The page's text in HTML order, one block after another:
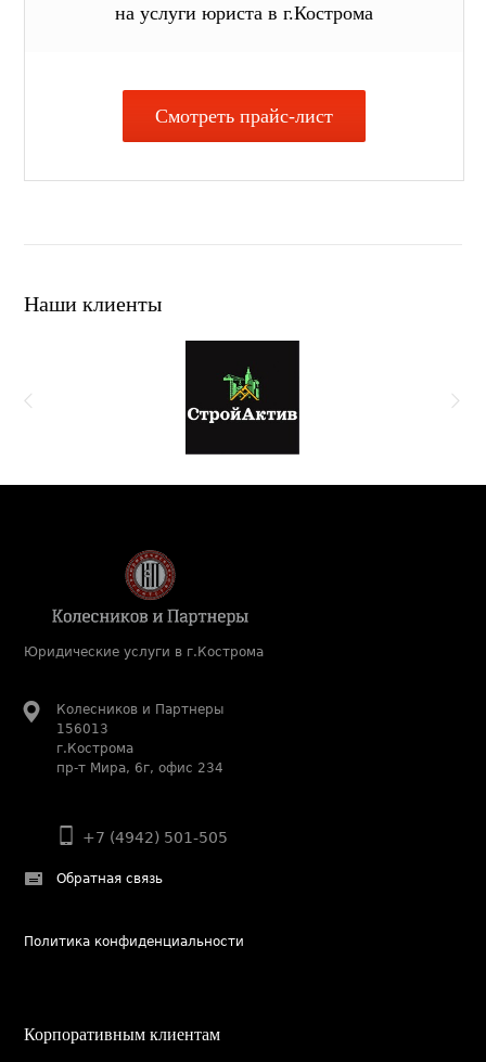
на услуги юриста в г.Кострома
Смотреть прайс-лист
Наши клиенты
Юридические услуги в г.Кострома
Колесников и Партнеры
156013
г.Кострома
пр-т Мира, 6г, офис 234
+7 (4942) 501-505
Обратная связь
Политика конфиденциальности
Корпоративным клиентам